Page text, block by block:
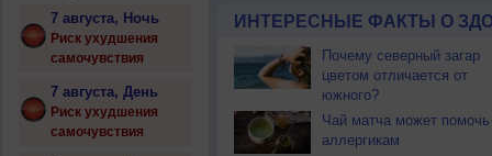
7 августа, Ночь
Риск ухудшения
самочувствия
7 августа, День
Риск ухудшения
самочувствия
ИНТЕРЕСНЫЕ ФАКТЫ О
Почему северный загар
цветом отличается от
южного?
Чай матча может помочь
аллергикам